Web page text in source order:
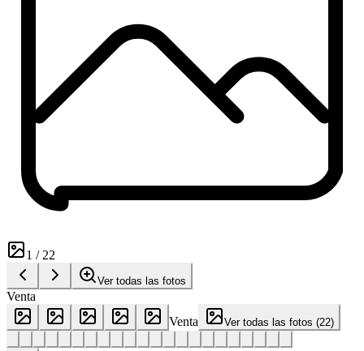
1 /22
Ver todas las fotos
Venta
Venta
Ver todas las fotos (22)